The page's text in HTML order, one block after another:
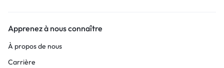
Apprenez à nous connaître
À propos de nous
Carrière